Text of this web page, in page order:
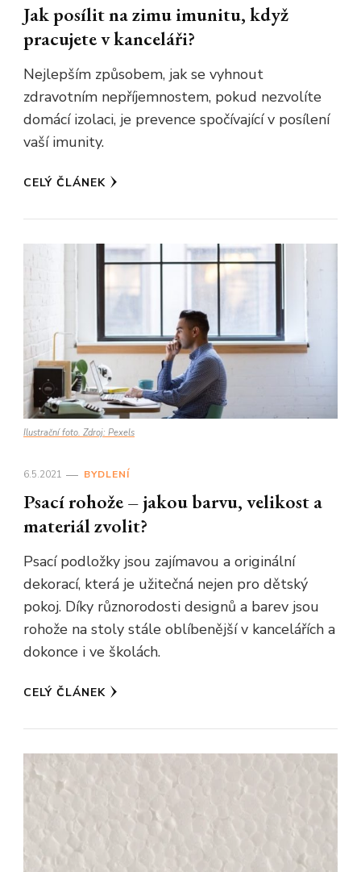
Jak posílit na zimu imunitu, když
pracujete v kanceláři?
Nejlepším způsobem, jak se vyhnout
zdravotním nepříjemnostem, pokud nezvolíte
domácí izolaci, je prevence spočívající v posílení
vaší imunity.
CELÝ ČLÁNEK
Ilustrační foto. Zdroj: Pexels
6.5.2021 BYDLENÍ
Psací rohože – jakou barvu, velikost a
materiál zvolit?
Psací podložky jsou zajímavou a originální
dekorací, která je užitečná nejen pro dětský
pokoj. Díky různorodosti designů a barev jsou
rohože na stoly stále oblíbenější v kancelářích a
dokonce i ve školách.
CELÝ ČLÁNEK